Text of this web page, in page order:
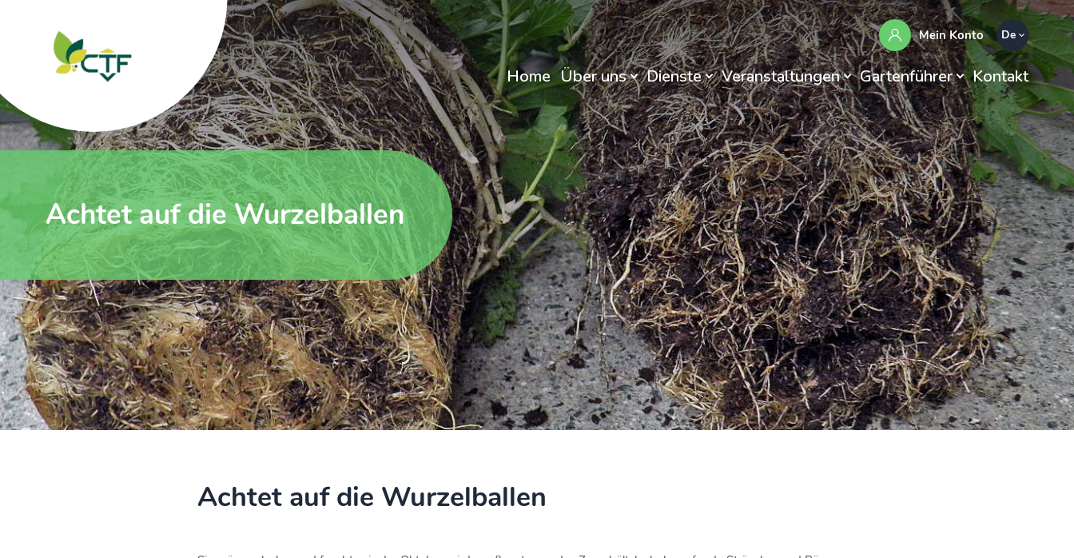
Mein Konto De
Home Über uns Dienste Veranstaltungen Gartenführer Kontakt
Achtet auf die Wurzelballen
Achtet auf die Wurzelballen